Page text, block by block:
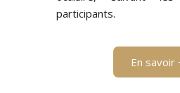
participants.
En savoir